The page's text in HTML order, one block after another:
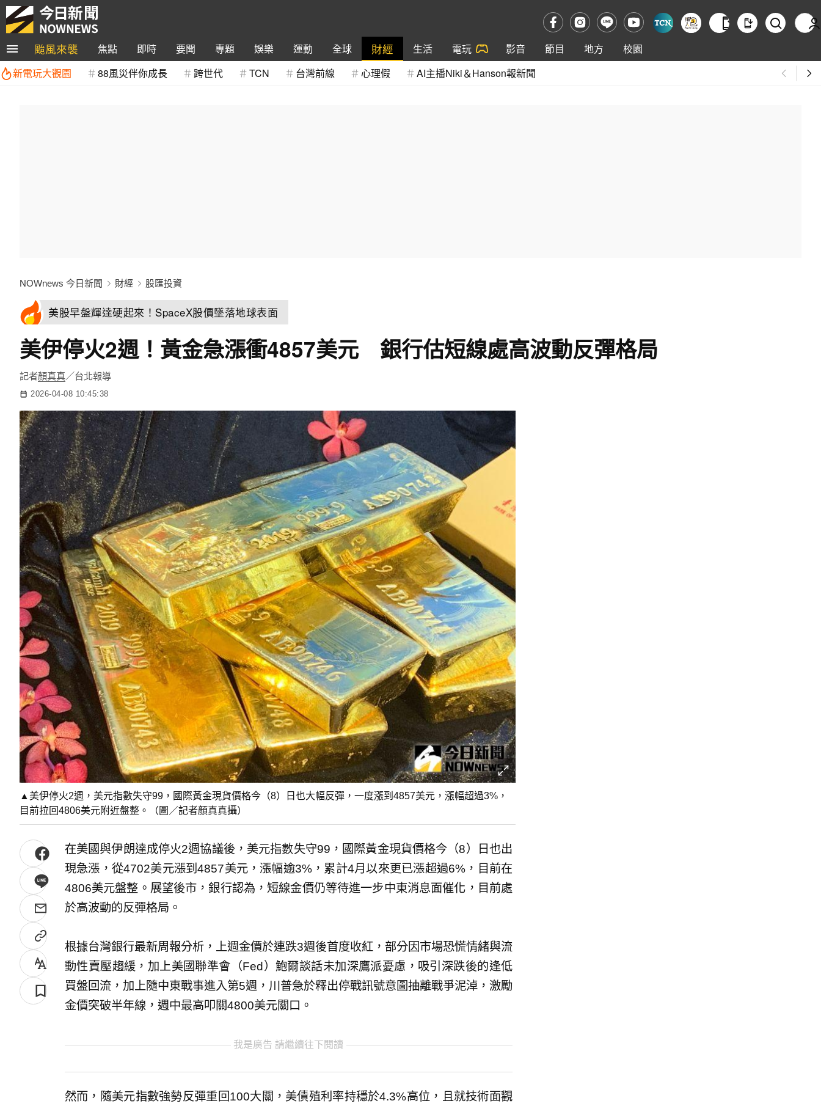
颱風來襲 焦點 即時 要聞 專題 娛樂 運動 全球 財經 生活 電玩 影音 節目 地方
校園
新電玩大觀園
88風災伴你成長 跨世代 TCN 台灣前線 心理假 AI主播Niki＆Hanson報新聞
NOWnews 今日新聞 財經 股匯投資
美股早盤輝達硬起來！SpaceX股價墜落地球表面
美伊停火2週！黃金急漲衝4857美元 銀行估短線處高波動反彈格局
記者顏真真／台北報導
2026-04-08 10:45:38
▲美伊停火2週，美元指數失守99，國際黃金現貨價格今（8）日也大幅反彈，一度漲到4857美元，漲幅超過3%，
目前拉回4806美元附近盤整。（圖／記者顏真真攝）
在美國與伊朗達成停火2週協議後，美元指數失守99，國際黃金現貨價格今（8）日也出
現急漲，從4702美元漲到4857美元，漲幅逾3%，累計4月以來更已漲超過6%，目前在
4806美元盤整。展望後市，銀行認為，短線金價仍等待進一步中東消息面催化，目前處
於高波動的反彈格局。
根據台灣銀行最新周報分析，上週金價於連跌3週後首度收紅，部分因市場恐慌情緒與流
動性賣壓趨緩，加上美國聯準會（Fed）鮑爾談話未加深鷹派憂慮，吸引深跌後的逢低
買盤回流，加上隨中東戰事進入第5週，川普急於釋出停戰訊號意圖抽離戰爭泥淖，激勵
金價突破半年線，週中最高叩關4800美元關口。
我是廣告 請繼續往下閱讀
然而，隨美元指數強勢反彈重回100大關，美債殖利率持穩於4.3%高位，且就技術面觀